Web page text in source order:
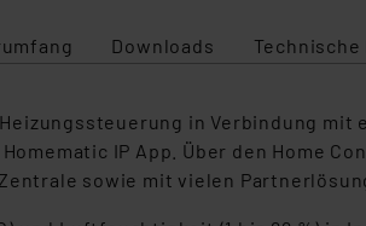
Downloads Technische
in Verbindung
IP App. Über den Home
sowie mit vielen